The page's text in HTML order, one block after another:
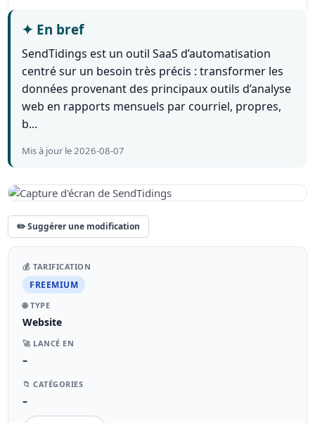
✦ En bref
SendTidings est un outil SaaS d’automatisation
centré sur un besoin très précis : transformer les
données provenant des principaux outils d’analyse
web en rapports mensuels par courriel, propres,
b...
Mis à jour le 2026-08-07
✏️ Suggérer une modification
💰 TARIFICATION
FREEMIUM
🌐 TYPE
Website
🚀 LANCÉ EN
–
📁 CATÉGORIES
–